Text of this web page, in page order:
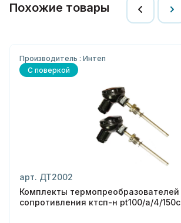
Похожие товары
Производитель : Интеп
С поверкой
арт. ДТ2002
Комплекты термопреобразователей
сопротивления ктсп-н pt100/а/4/150с